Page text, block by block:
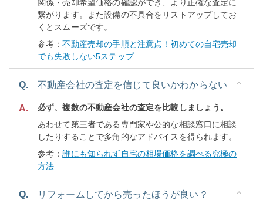
関係・売却希望価格の確認ができ、より正確な査定に
繋がります。また設備の不具合をリストアップしてお
くとスムーズです。
参考：不動産売却の手順と注意点！初めての自宅売却
でも失敗しない5ステップ
Q. 不動産会社の査定を信じて良いかわからない
A.
必ず、複数の不動産会社の査定を比較しましょう。
あわせて第三者である専門家や公的な相談窓口に相談
したりすることで多角的なアドバイスを得られます。
参考：誰にも知られず自宅の相場価格を調べる究極の
方法
Q. リフォームしてから売ったほうが良い？